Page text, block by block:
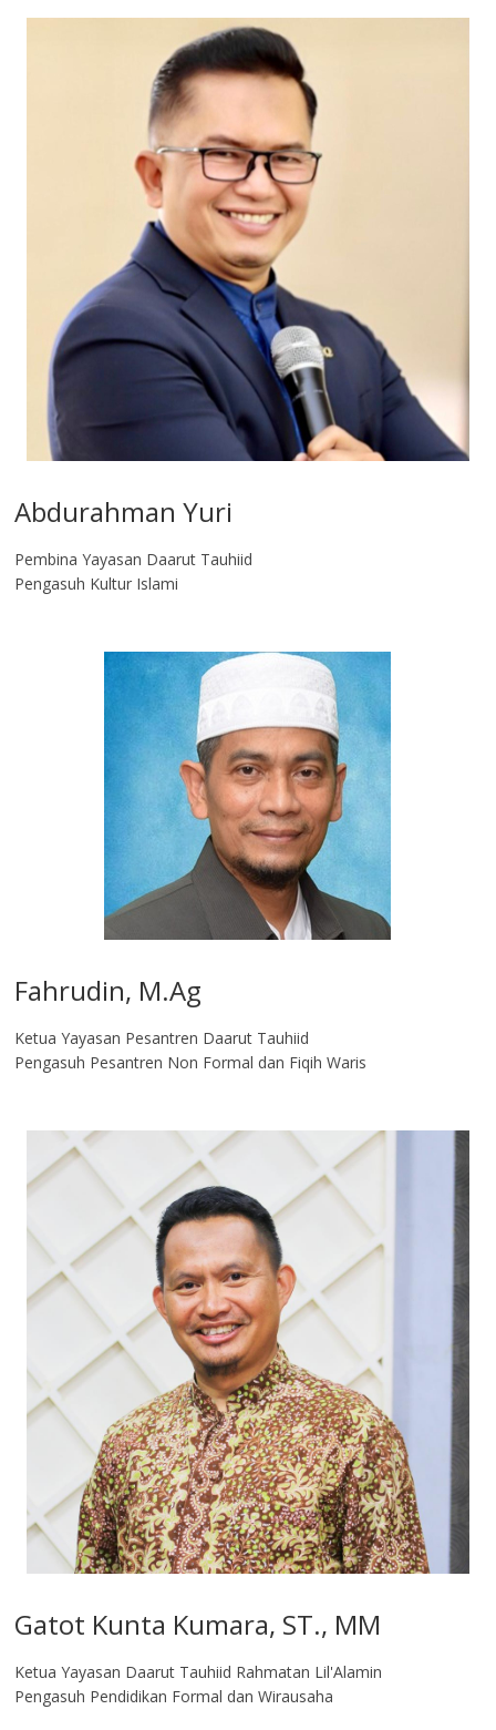
Abdurahman Yuri
Pembina Yayasan Daarut Tauhiid
Pengasuh Kultur Islami
Fahrudin, M.Ag​
Ketua Yayasan Pesantren Daarut Tauhiid
Pengasuh Pesantren Non Formal dan Fiqih Waris
Gatot Kunta Kumara, ST., MM
Ketua Yayasan Daarut Tauhiid Rahmatan Lil'Alamin
Pengasuh Pendidikan Formal dan Wirausaha